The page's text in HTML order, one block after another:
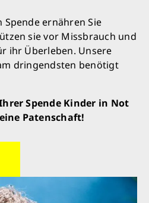
ernähren Sie
sie vor Missbrauch und
ihr Überleben. Unsere
dringendsten benötigt
Spende Kinder in Not
Patenschaft!